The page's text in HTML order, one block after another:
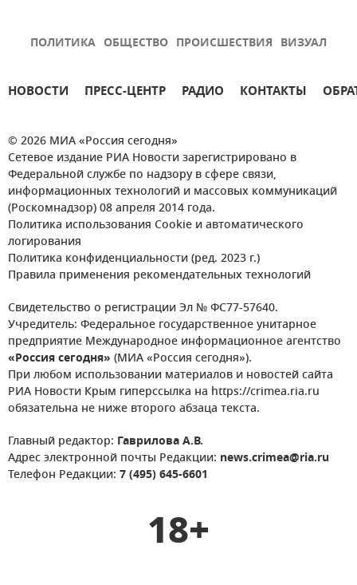
ПОЛИТИКА ОБЩЕСТВО ПРОИСШЕСТВИЯ ВИЗУАЛ
НОВОСТИ ПРЕСС-ЦЕНТР РАДИО КОНТАКТЫ
© 2026 МИА «Россия сегодня»
Сетевое издание РИА Новости зарегистрировано в
Федеральной службе по надзору в сфере связи,
информационных технологий и массовых коммуникаций
(Роскомнадзор) 08 апреля 2014 года.
Политика использования Cookie и автоматического
логирования
Политика конфиденциальности (ред. 2023 г.)
Правила применения рекомендательных технологий
Свидетельство о регистрации Эл № ФС77-57640.
Учредитель: Федеральное государственное унитарное
предприятие Международное информационное агентство
«Россия сегодня» (МИА «Россия сегодня»).
При любом использовании материалов и новостей сайта
РИА Новости Крым гиперссылка на https://crimea.ria.ru
обязательна не ниже второго абзаца текста.
Главный редактор: Гаврилова А.В.
Адрес электронной почты Редакции: news.crimea@ria.ru
Телефон Редакции: 7 (495) 645-6601
18+